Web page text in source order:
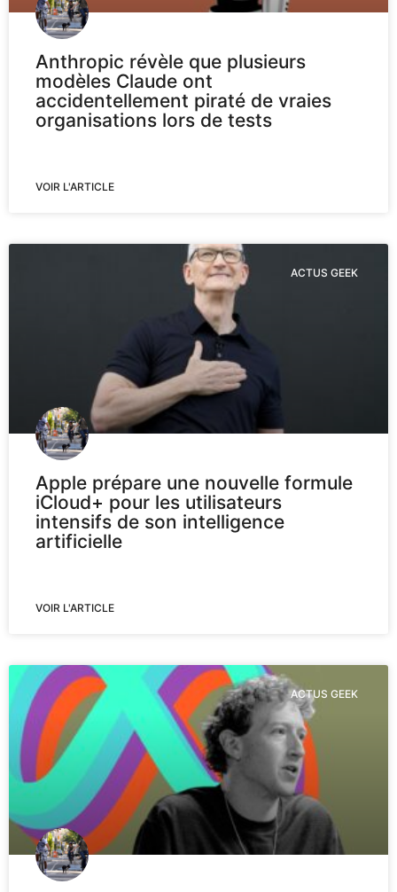
Anthropic révèle que plusieurs
modèles Claude ont
accidentellement piraté de vraies
organisations lors de tests
VOIR L'ARTICLE
ACTUS GEEK
Apple prépare une nouvelle formule
iCloud+ pour les utilisateurs
intensifs de son intelligence
artificielle
VOIR L'ARTICLE
ACTUS GEEK